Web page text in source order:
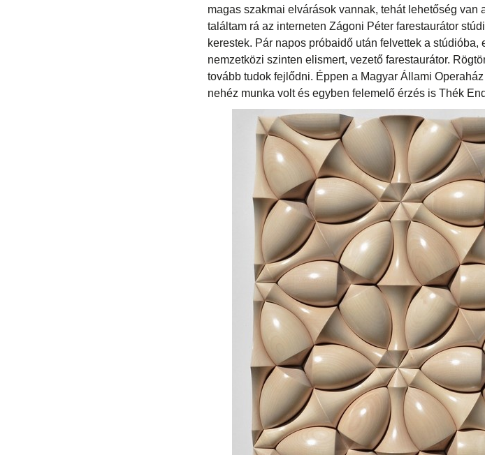
magas szakmai elvárások vannak, tehát lehetőség van
találtam rá az interneten Zágoni Péter farestaurátor
kerestek. Pár napos próbaidő után felvettek a
nemzetközi szinten elismert, vezető farestaurátor.
tovább tudok fejlődni. Éppen a Magyar Állami
nehéz munka volt és egyben felemelő érzés is Thék